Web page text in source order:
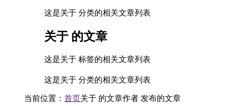
这是关于 分类的相关文章列表
关于 的文章
这是关于 标签的相关文章列表
这是关于 分类的相关文章列表
当前位置： 首页关于 的文章作者 发布的文章